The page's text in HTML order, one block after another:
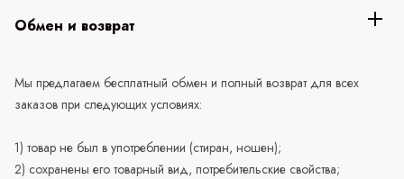
Обмен и возврат
Мы предлагаем бесплатный обмен и полный возврат для всех
заказов при следующих условиях:
1) товар не был в употреблении (стиран, ношен);
2) сохранены его товарный вид, потребительские свойства;